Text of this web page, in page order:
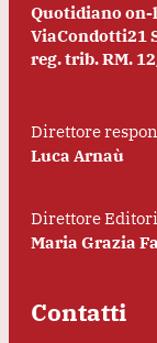
Quotidiano
ViaCondotti21
reg. trib. RM.
Direttore
Luca Arnaù
Direttore
Maria Grazia
Contatti